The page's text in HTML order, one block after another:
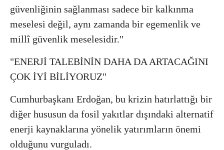
güvenliğinin sağlanması sadece bir kalkınma
meselesi değil, aynı zamanda bir egemenlik ve
millî güvenlik meselesidir."
"ENERJİ TALEBİNİN DAHA DA ARTACAĞINI
ÇOK İYİ BİLİYORUZ"
Cumhurbaşkanı Erdoğan, bu krizin hatırlattığı bir
diğer hususun da fosil yakıtlar dışındaki alternatif
enerji kaynaklarına yönelik yatırımların önemi
olduğunu vurguladı.